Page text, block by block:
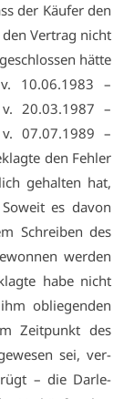
der Käu­fer den
Ver­trag nicht
hät­te
10.06.1983 –
20.03.1987 –
07.07.1989 –
den Feh­ler
ge­hal­ten hat,
es da­von
Schrei­ben des
wer­den
ha­be nicht
ob­lie­gen­den
Zeit­punkt des
sei, ver­
rügt – die Dar­le­